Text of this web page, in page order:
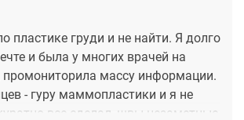
пластике груди и не найти. Я долго
и была у многих врачей на
промониторила массу информации.
- гуру маммопластики и я не
все сделал, швы незаметные,